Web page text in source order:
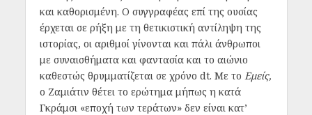
και καθορισμένη. Ο συγγραφέας επί της ουσίας
έρχεται σε ρήξη με τη θετικιστική αντίληψη της
ιστορίας, οι αριθμοί γίνονται και πάλι άνθρωποι
με συναισθήματα και φαντασία και το αιώνιο
καθεστώς θρυμματίζεται σε χρόνο dt. Με το Εμείς,
ο Ζαμιάτιν θέτει το ερώτημα μήπως η κατά
Γκράμσι «εποχή των τεράτων» δεν είναι κατ’